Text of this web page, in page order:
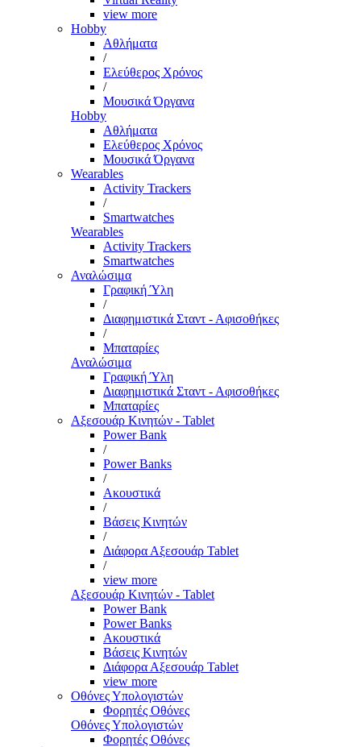
view more
Hobby
Αθλήματα
/
Ελεύθερος Χρόνος
/
Μουσικά Όργανα
Hobby
Αθλήματα
Ελεύθερος Χρόνος
Μουσικά Όργανα
Wearables
Activity Trackers
/
Smartwatches
Wearables
Activity Trackers
Smartwatches
Αναλώσιμα
Γραφική Ύλη
/
Διαφημιστικά Σταντ - Αφισοθήκες
/
Μπαταρίες
Αναλώσιμα
Γραφική Ύλη
Διαφημιστικά Σταντ - Αφισοθήκες
Μπαταρίες
Αξεσουάρ Κινητών - Tablet
Power Bank
/
Power Banks
/
Ακουστικά
/
Βάσεις Κινητών
/
Διάφορα Αξεσουάρ Tablet
/
view more
Αξεσουάρ Κινητών - Tablet
Power Bank
Power Banks
Ακουστικά
Βάσεις Κινητών
Διάφορα Αξεσουάρ Tablet
view more
Οθόνες Υπολογιστών
Φορητές Οθόνες
Οθόνες Υπολογιστών
Φορητές Οθόνες